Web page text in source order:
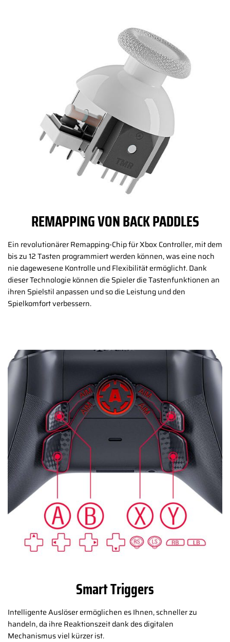
REMAPPING VON BACK PADDLES
Ein revolutionärer Remapping-Chip für Xbox Controller, mit dem
bis zu 12 Tasten programmiert werden können, was eine noch
nie dagewesene Kontrolle und Flexibilität ermöglicht. Dank
dieser Technologie können die Spieler die Tastenfunktionen an
ihren Spielstil anpassen und so die Leistung und den
Spielkomfort verbessern.
Smart Triggers
Intelligente Auslöser ermöglichen es Ihnen, schneller zu
handeln, da ihre Reaktionszeit dank des digitalen
Mechanismus viel kürzer ist.